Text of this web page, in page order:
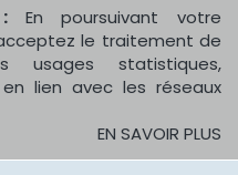
: En poursuivant votre
le traitement de
usages statistiques,
lien avec les réseaux
EN SAVOIR PLUS